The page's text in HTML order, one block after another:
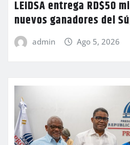
LEIDSA entrega RD$50
nuevos ganadores del
admin Ago 5, 2026